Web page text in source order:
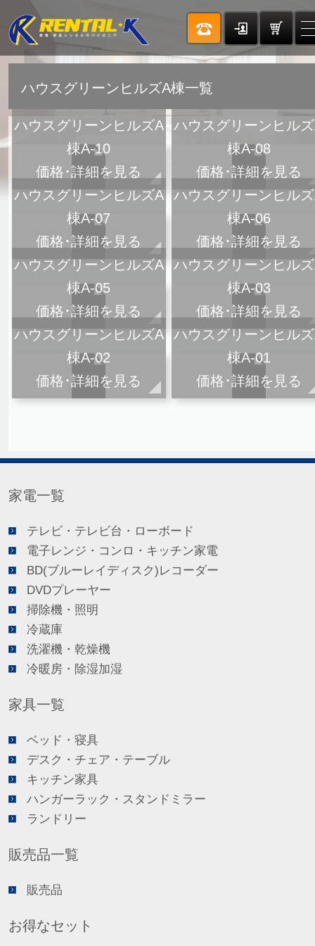
ハウスグリーンヒルズA棟一覧
ハウスグリーンヒルズA
棟A-10
価格･詳細を見る
ハウスグリーンヒル
棟A-08
価格･詳細を見る
ハウスグリーンヒルズA
棟A-07
価格･詳細を見る
ハウスグリーンヒル
棟A-06
価格･詳細を見る
ハウスグリーンヒルズA
棟A-05
価格･詳細を見る
ハウスグリーンヒル
棟A-03
価格･詳細を見る
ハウスグリーンヒルズA
棟A-02
価格･詳細を見る
ハウスグリーンヒル
棟A-01
価格･詳細を見る
家電一覧
テレビ・テレビ台・ローボード
電子レンジ・コンロ・キッチン家電
BD(ブルーレイディスク)レコーダー
DVDプレーヤー
掃除機・照明
冷蔵庫
洗濯機・乾燥機
冷暖房・除湿加湿
家具一覧
ベッド・寝具
デスク・チェア・テーブル
キッチン家具
ハンガーラック・スタンドミラー
ランドリー
販売品一覧
販売品
お得なセット